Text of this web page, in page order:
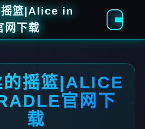
摇篮|Alice in
下载
的摇篮|ALICE
官网下
载